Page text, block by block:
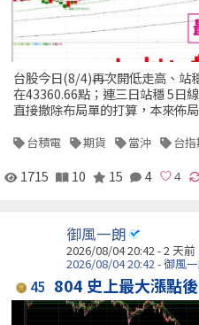
台股今日(8/4)再次開低走高、站
在43360.66點；連三日站穩 5日
直接撤除布局單的打算，本來佈
台積電 期貨 當沖 台
1715 10 15 4
御風一朗
2026/08/04 20:42 - 2 天前
2026/08/04 20:42 - 御風
45 804 史上最大漲點